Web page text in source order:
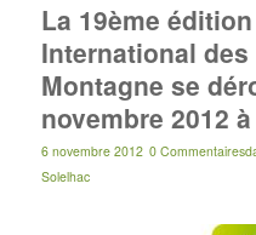
La 19ème
International
Montagne se
novembre 2012
6 novembre 2012 0 Commentaires
Solelhac